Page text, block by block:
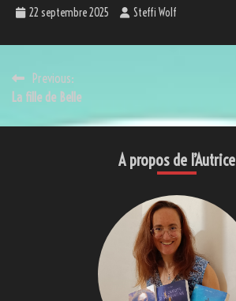
22 septembre 2025 Steffi Wolf
Navigation
Previous:
La fille de Belle
A propos de l’Autrice